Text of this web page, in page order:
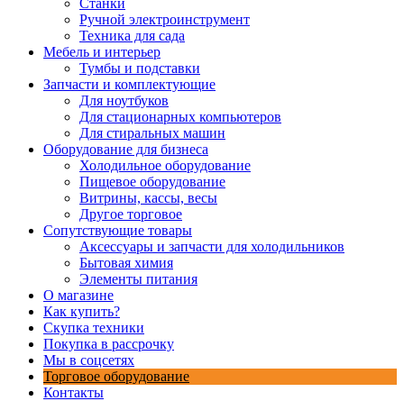
Станки
Ручной электроинструмент
Техника для сада
Мебель и интерьер
Тумбы и подставки
Запчасти и комплектующие
Для ноутбуков
Для стационарных компьютеров
Для стиральных машин
Оборудование для бизнеса
Холодильное оборудование
Пищевое оборудование
Витрины, кассы, весы
Другое торговое
Сопутствующие товары
Аксессуары и запчасти для холодильников
Бытовая химия
Элементы питания
О магазине
Как купить?
Скупка техники
Покупка в рассрочку
Мы в соцсетях
Торговое оборудование
Контакты